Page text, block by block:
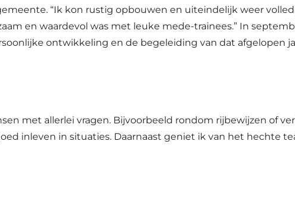
“Ik kon rustig opbouwen en uiteindelijk weer
en waardevol was met leuke mede-trainees.” In
ontwikkeling en de begeleiding van dat afgelopen
met allerlei vragen. Bijvoorbeeld rondom rijbewijzen of
inleven in situaties. Daarnaast geniet ik van het hechte